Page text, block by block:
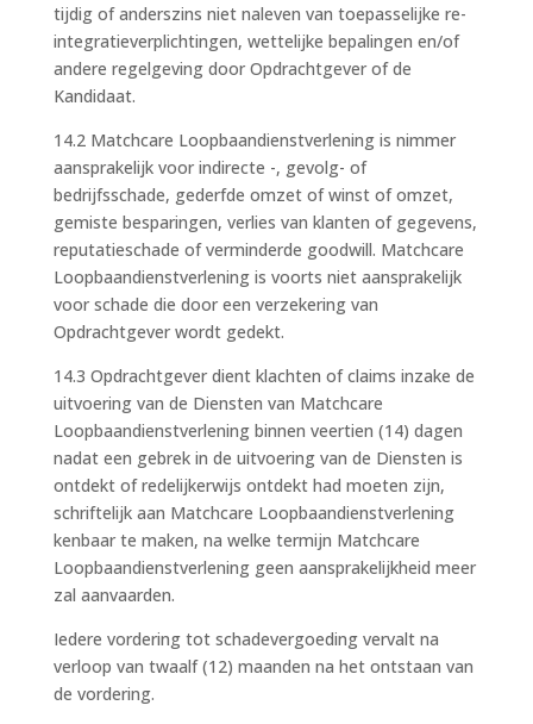
tijdig of anderszins niet naleven van toepasselijke re-
integratieverplichtingen, wettelijke bepalingen en/of
andere regelgeving door Opdrachtgever of de
Kandidaat.
14.2 Matchcare Loopbaandienstverlening is nimmer
aansprakelijk voor indirecte -, gevolg- of
bedrijfsschade, gederfde omzet of winst of omzet,
gemiste besparingen, verlies van klanten of gegevens,
reputatieschade of verminderde goodwill. Matchcare
Loopbaandienstverlening is voorts niet aansprakelijk
voor schade die door een verzekering van
Opdrachtgever wordt gedekt.
14.3 Opdrachtgever dient klachten of claims inzake de
uitvoering van de Diensten van Matchcare
Loopbaandienstverlening binnen veertien (14) dagen
nadat een gebrek in de uitvoering van de Diensten is
ontdekt of redelijkerwijs ontdekt had moeten zijn,
schriftelijk aan Matchcare Loopbaandienstverlening
kenbaar te maken, na welke termijn Matchcare
Loopbaandienstverlening geen aansprakelijkheid meer
zal aanvaarden.
Iedere vordering tot schadevergoeding vervalt na
verloop van twaalf (12) maanden na het ontstaan van
de vordering.